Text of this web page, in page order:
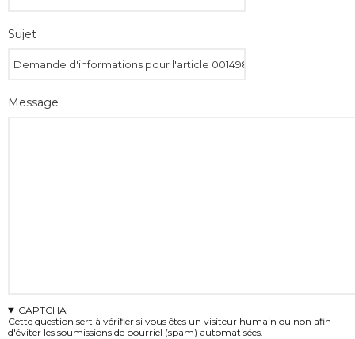
Sujet
Message
CAPTCHA
Cette question sert à vérifier si vous êtes un visiteur humain ou non afin
d'éviter les soumissions de pourriel (spam) automatisées.